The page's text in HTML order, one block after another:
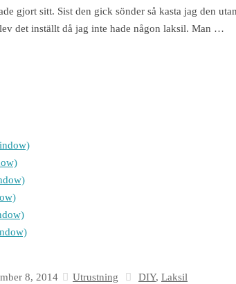
gjort sitt. Sist den gick sönder så kasta jag den
det inställt då jag inte hade någon laksil. Man …
8, 2014 Utrustning DIY, Laksil